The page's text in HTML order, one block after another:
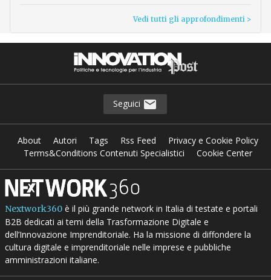
Vedi tutti gli approfondimenti >
Seguici
About Autori Tags Rss Feed
Privacy e Cookie Policy
Terms&Conditions Contenuti Specialistici
Cookie Center
Nextwork360è il più grande network in Italia di testate e portali
B2B dedicati ai temi della Trasformazione Digitale e
dell’Innovazione Imprenditoriale. Ha la missione di diffondere la
cultura digitale e imprenditoriale nelle imprese e pubbliche
amministrazioni italiane.